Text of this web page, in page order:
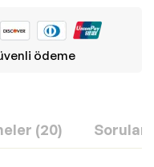
ödeme
(20) Sorular